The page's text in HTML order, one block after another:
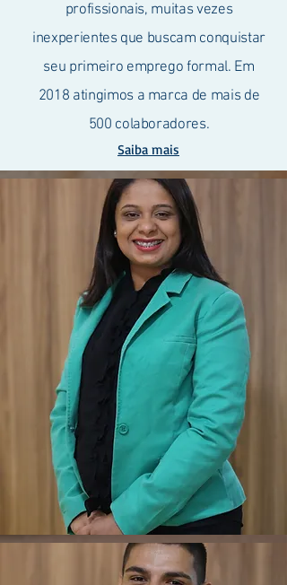
profissionais, muitas vezes
inexperientes que buscam conquistar
seu primeiro emprego formal. Em
2018 atingimos a marca de mais de
500 colaboradores.
Saiba mais